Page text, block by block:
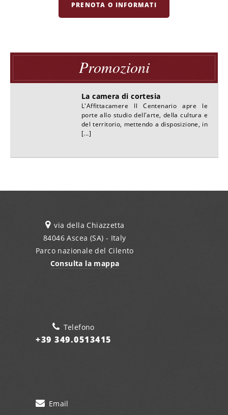
PRENOTA O INFORMATI
Promozioni
La camera di cortesia
L'Affittacamere Il Centenario apre le
porte allo studio dell'arte, della cultura e
del territorio, mettendo a disposizione, in
[...]
via della Chiazzetta
84046 Ascea (SA) - Italy
Parco nazionale del Cilento
Consulta la mappa
Telefono
+39 349.0513415
Email